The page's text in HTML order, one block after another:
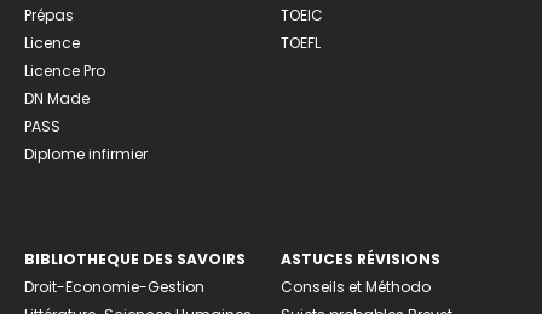
Prépas
Licence
Licence Pro
DN Made
PASS
Diplome infirmier
TOEIC
TOEFL
BIBLIOTHEQUE DES SAVOIRS
Droit-Economie-Gestion
ASTUCES RÉVISIONS
Conseils et Méthodo